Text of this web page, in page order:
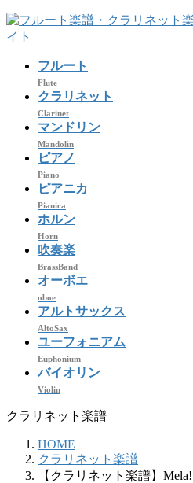
コ
ン
ナ
ビ
フルート
Flute
クラリネット
Clarinet
マンドリン
Mandolin
ピアノ
Piano
ピアニカ
Pianica
ホルン
Horn
吹奏楽
BrassBand
オーボエ
oboe
アルトサックス
AltoSax
ユーフォニアム
Euphonium
バイオリン
Violin
クラリネット楽譜
HOME
クラリネット楽譜
【クラリネット楽譜】